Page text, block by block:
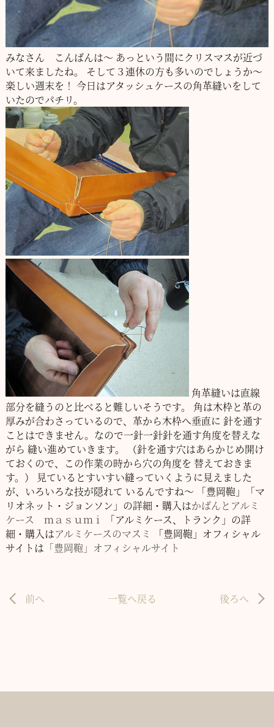
みなさん こんばんは～ あっという間にクリスマスが近づ
いて来ましたね。
そして３連休の方も多いのでしょうか～
楽しい週末を！ 今日はアタッシュケースの角革縫いをして
いたのでパチリ。
角革縫いは直線
部分を縫うのと比べると難しいそうです。
角は木枠と革の
厚みが合わさっているので、革から木枠へ垂直に 針を通す
ことはできません。なので一針一針針を通す角度を替えな
がら 縫い進めていきます。
（針を通す穴はあらかじめ開け
ておくので、この作業の時から穴の角度を 替えておきま
す。）
見ているとすいすい縫っていくように見えました
が、いろいろな技が隠れて いるんですね～ 「豊岡鞄」「マ
リオネット・ジョンソン」の詳細・購入はかばんとアルミ
ケース ｍａｓｕｍｉ
「アルミケース、トランク」の詳
細・購入はアルミケースのマスミ
「豊岡鞄」オフィシャル
サイトは 「豊岡鞄」オフィシャルサイト
前へ 一覧へ戻る 後ろへ